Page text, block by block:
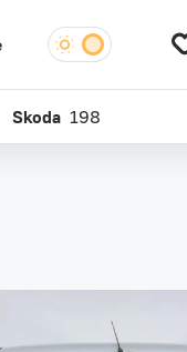
Skoda 198